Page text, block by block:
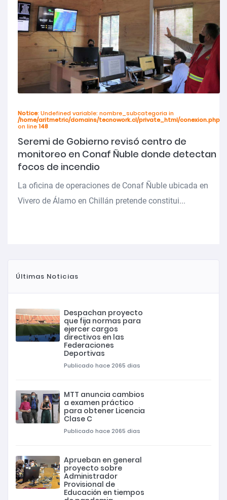
Notice: Undefined variable: nombre_subcategoria in
/home/aritmetric/domains/tecnowork.cl/private_html/conexion.php
on line148
Seremi de Gobierno revisó centro de
monitoreo en Conaf Ñuble donde detectan
focos de incendio
La oficina de operaciones de Conaf Ñuble ubicada en
Vivero de Álamo en Chillán pretende constitui...
Últimas Noticias
Despachan proyecto
que fija normas para
ejercer cargos
directivos en las
Federaciones
Deportivas
Publicado hace 2065 dias
MTT anuncia cambios
a examen práctico
para obtener Licencia
Clase C
Publicado hace 2065 dias
Aprueban en general
proyecto sobre
Administrador
Provisional de
Educación en tiempos